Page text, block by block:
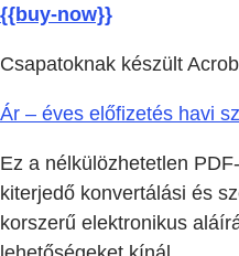
{{buy-now}}
Csapatoknak készült
Ár – éves előfizetés havi
Ez a nélkülözhetetlen
kiterjedő konvertálási és
korszerű elektronikus